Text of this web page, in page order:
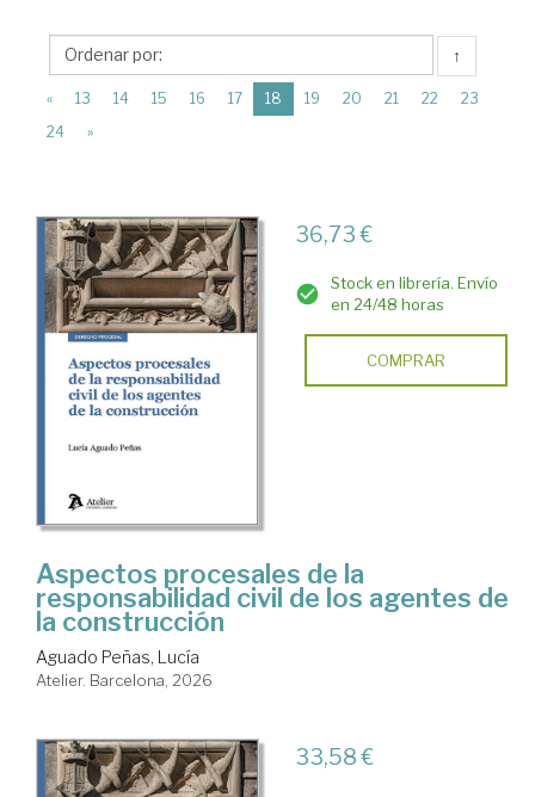
↑
« 13 14 15 16 17 18 (current)
19 20 21 22
23
24
»
36,73 €
Stock en librería. Envío
en 24/48 horas
COMPRAR
Aspectos procesales de la
responsabilidad civil de los agentes de
la construcción
Aguado Peñas, Lucía
Atelier. Barcelona, 2026
33,58 €